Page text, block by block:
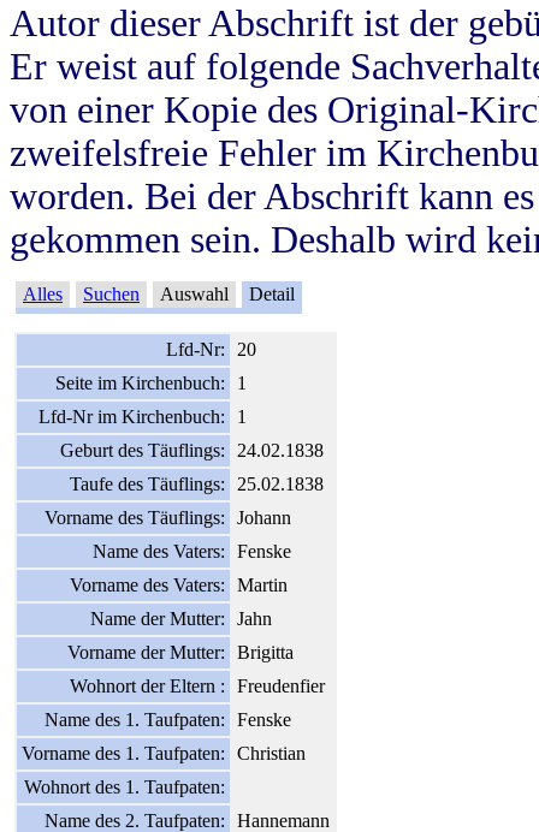
Autor dieser Abschrift ist der
Er weist auf folgende
von einer Kopie des Original-
zweifelsfreie Fehler im
worden. Bei der Abschrift kann
gekommen sein. Deshalb wird
Alles Suchen Auswahl Detail
Lfd-Nr:
20
Seite im Kirchenbuch:
1
Lfd-Nr im Kirchenbuch:
1
Geburt des Täuflings:
24.02.1838
Taufe des Täuflings:
25.02.1838
Vorname des Täuflings:
Johann
Name des Vaters:
Fenske
Vorname des Vaters:
Martin
Name der Mutter:
Jahn
Vorname der Mutter:
Brigitta
Wohnort der Eltern :
Freudenfier
Name des 1. Taufpaten:
Fenske
Vorname des 1. Taufpaten:
Christian
Wohnort des 1. Taufpaten:
Name des 2. Taufpaten:
Hannemann